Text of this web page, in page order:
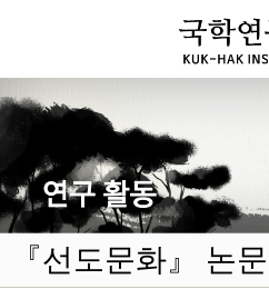
『선도문화』 논문